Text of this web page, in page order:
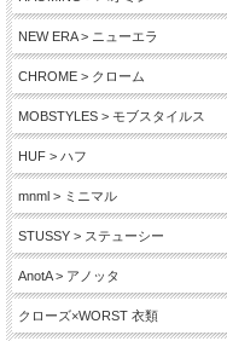
NEW ERA > ニューエラ
CHROME > クローム
MOBSTYLES > モブスタイルス
HUF > ハフ
mnml > ミニマル
STUSSY > ステューシー
AnotA > アノッタ
クローズ×WORST 衣類